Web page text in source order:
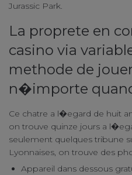
Jurassic Park.
La proprete en
casino via
methode de
n�importe
Ce chatre a l�egard de huit
on trouve quinze jours a
seulement quelques tribune
Lyonnaises, on trouve des
Appareil dans dessous
Strictly Necessary Cookies
Performance Cookies
Functional Cookies
Targeting Cookies